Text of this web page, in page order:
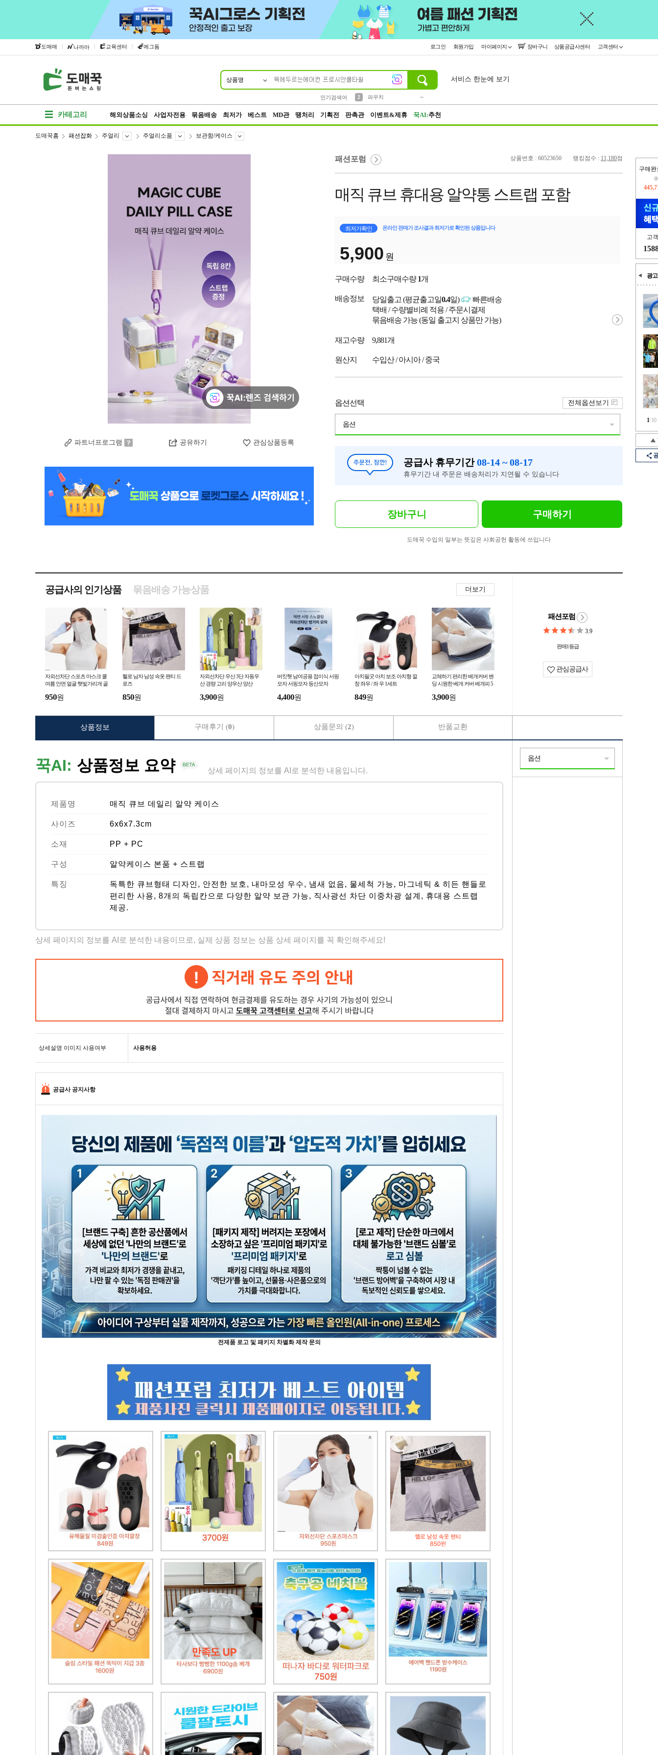
도매매 | 나까마 | 교육센터 | 에그돔 로그인 회원가입 마이페이지 장바구니 상품공급사센터 고객센터
상품명
인기검색어
2
파우치
서비스 한눈에 보기
카테고리 해외상품소싱 사업자전용 묶음배송 최저가 베스트 MD관 땡처리 기획전 판촉관 이벤트&제휴 꾹AI:추천
구매완
오
고
광고
1/10
도매꾹홈 패션잡화 주얼리 주얼리소품 보관함/케이스
파트너프로그램 공유하기 관심상품등록
상품번호 : 60523650 랭킹점수 : 11,180점
패션포럼
매직 큐브 휴대용 알약통 스트랩 포함
최저가확인 온라인 판매가 조사결과 최저가로 확인된 상품입니다
5,900 원
구매수량 최소구매수량1개
배송정보 당일출고 (평균출고일0.4일)
빠른배송
택배 / 수량별비례 적용 / 주문시결제
묶음배송 가능 (동일 출고지 상품만 가능)
재고수량 9,881개
원산지 수입산 / 아시아 / 중국
옵션선택
옵션
전체옵션보기
공급사 휴무기간08-14 ~ 08-17
휴무기간 내 주문은 배송처리가 지연될 수 있습니다
장바구니 구매하기
도매꾹 수입의 일부는 뜻깊은 사회공헌 활동에 쓰입니다
공급사의 인기상품 더보기
묶음배송 가능상품
자외선차단 스포츠 마스크 쿨
여름 안면 얼굴 햇빛가리개 골
950원
헬로 남자 남성 속옷 팬티 드
로즈
850원
자외선차단 우산 3단 자동우
산 경량 고리 양우산 양산
3,900원
버킷햇 남여공용 접이식 서핑
모자 서핑모자 등산모자
4,400원
아치필굿 아치 보조 아치형 깔
창 좌우 / 좌 우 1세트
849원
교체하기 편리한 베개커버 밴
딩 시원한 베개 커버 베개피 5
3,900원
패션포럼
3.9
판매1등급
관심공급사
꾹AI: 상품정보 요약 상세 페이지의 정보를 AI로 분석한 내용입니다.
제품명 매직 큐브 데일리 알약 케이스
사이즈 6x6x7.3cm
소재 PP + PC
구성 알약케이스 본품 + 스트랩
특징
독특한 큐브형태 디자인, 안전한 보호, 내마모성 우수, 냄새 없음, 물세척 가능, 마그네틱 & 히든 핸들로
편리한 사용, 8개의 독립칸으로 다양한 알약 보관 가능, 직사광선 차단 이중차광 설계, 휴대용 스트랩
제공.
상세 페이지의 정보를 AI로 분석한 내용이므로, 실제 상품 정보는 상품 상세 페이지를 꼭 확인해주세요!
상세설명 이미지 사용여부 사용허용
공급사 공지사항
전제품 로고 및 패키지 차별화 제작 문의
상품정보 구매후기 (0) 상품문의 (2) 반품교환
옵션